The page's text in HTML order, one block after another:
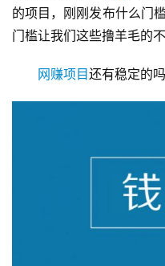
的项目，刚刚发布什么门
门槛让我们这些撸羊毛的不
网赚项目还有稳定的